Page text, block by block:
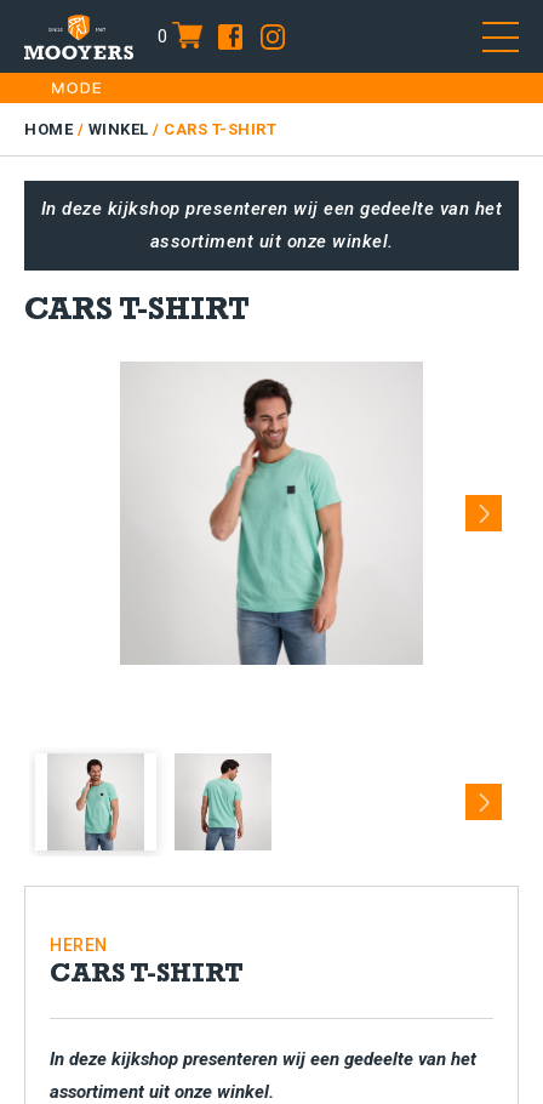
0 item
Skip
to
content
HOME
DAMES
KIDS
PLUS SIZE
HOME/ WINKEL / CARS T-SHIRT
In deze kijkshop presenteren wij een gedeelte van het
assortiment uit onze winkel.
CARS T-SHIRT
Next
Next
HEREN
CARS T-SHIRT
In deze kijkshop presenteren wij een gedeelte van het
assortiment uit onze winkel.